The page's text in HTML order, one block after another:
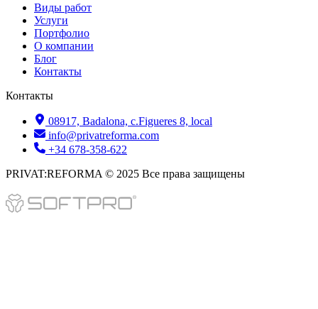
Виды работ
Услуги
Портфолио
О компании
Блог
Контакты
Контакты
08917, Badalona, c.Figueres 8, local
info@privatreforma.com
+34 678-358-622
PRIVAT:REFORMA © 2025 Все права защищены